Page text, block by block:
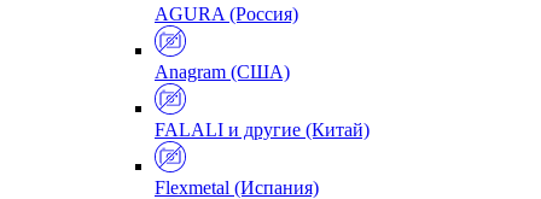
AGURA (Россия)
Anagram (США)
FALALI и другие (Китай)
Flexmetal (Испания)